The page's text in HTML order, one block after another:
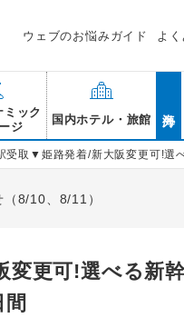
ウェブのお悩みガイド よ
ミック
ジ
国内ホテル・旅館
受取▼姫路発着/新大阪変更可!選
8/10、8/11）
更可!選べる新